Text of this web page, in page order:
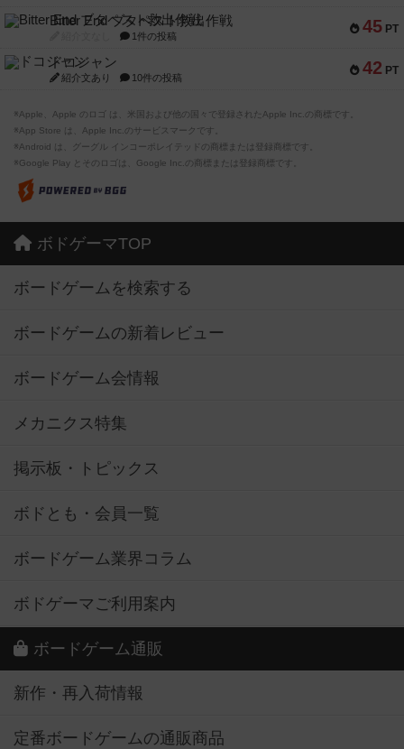
45 PT
Bitter End ブタペスト救出作戦
1件の投稿
42 PT
ドコジャン
紹介文あり 10件の投稿
※Apple、Apple のロゴ は、米国および他の国々で登録されたApple Inc.の商標です。
※App Store は、Apple Inc.のサービスマークです。
※Android は、グーグル インコーポレイテッドの商標または登録商標です。
※Google Play とそのロゴは、Google Inc.の商標または登録商標です。
ボドゲーマTOP
ボードゲームを検索する
ボードゲームの新着レビュー
ボードゲーム会情報
メカニクス特集
掲示板・トピックス
ボドとも・会員一覧
ボードゲーム業界コラム
ボドゲーマご利用案内
ボードゲーム通販
新作・再入荷情報
定番ボードゲームの通販商品